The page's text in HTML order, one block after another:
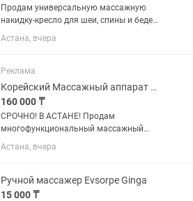
Продам универсальную массажную
накидку-кресло для шеи, спины и бедер,
с возможностью подключения в
розетку на 220 В и прикуриватель на
таймером, вибрацией и...
Астана, вчера
Реклама
Корейский Массажный аппарат от фирмы Global
160 000 ₸
СРОЧНО! В АСТАНЕ! Продам
многофункциональный массажный
аппарат от фирмы Global, абсолютно
новый! Массажер переносной, можно
машине как накидка на сиденье (от...
Астана, вчера
Ручной массажер Evsorpe Ginga
15 000 ₸